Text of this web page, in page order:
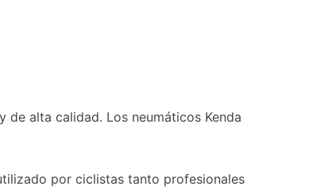
alta calidad. Los neumáticos Kenda
por ciclistas tanto profesionales